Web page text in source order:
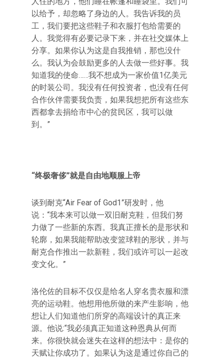
以给予，却忽略了身边的人。我告诉我的员
工，我们要把这些鞋子和衣服打包给需要的
人。我觉得有必要记录下来，并在社交媒体上
分享。如果你认为这是自我推销，那也没什
么。我认为会鼓励更多的人去做一些好事。我
知道我的使命……我不想成为一家价值1亿美元
的时装公司。我没有任何投资者，也没有任何
合作伙伴需要我负责，如果我想把所有这些东
西都拿去捐给市中心的贫民区，我可以做
到。”
“终极奢侈”就是自由地顺服上帝
谈到耐克“Air Fear of God1”研发时，他
说：“我本来可以做一双旧耐克鞋，但我们努
力做了一些新的东西。我真正擅长的是形状和
轮廓，如果我能帮助改变篮球鞋的形状，并与
耐克合作推出一款新鞋，我们或许可以一起改
变文化。”
洛伦佐的目标不仅仅是给名人穿名贵衣服和漂
亮的运动鞋。他想用他所做的来产生影响，他
想让人们知道他们所穿的高端设计的真正来
源。他说:“我必须真正知道这种恩典从何而
来。你很快就会迷失在这样的想法中：是你的
天赋让你成功了。如果认为这是通过你自己的